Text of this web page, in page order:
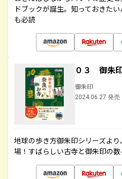
ドブックが誕生。知っておきた
も必読
０３ 御朱
御朱印
2024.06.27 発売
地球の歩き方御朱印シリーズよ
場！すばらしい古寺と御朱印の